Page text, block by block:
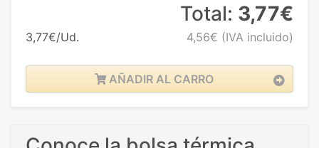
3,77€/Ud.
Total: 3,77€
4,56€ (IVA incluido)
AÑADIR AL CARRO